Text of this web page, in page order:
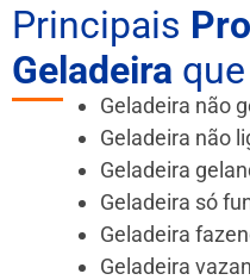
Principais
Geladeira
Geladeira não
Geladeira não
Geladeira
Geladeira só
Geladeira
Geladeira